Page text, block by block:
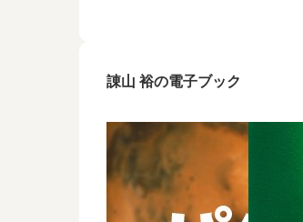
諌山 裕の電子ブック